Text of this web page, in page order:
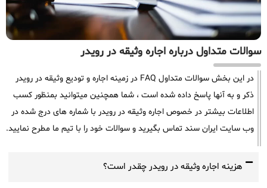
سوالات متداول درباره اجاره وثیقه در رویدر
در این بخش سوالات متداول FAQ در زمینه اجاره و تودیع وثیقه در رویدر
ذکر و به آنها پاسخ داده شده است ، شما همچنین میتوانید بمنظور کسب
اطلاعات بیشتر در خصوص اجاره وثیقه در رویدر با شماره های درج شده در
وب سایت ایران سند تماس بگیرید و سوالات خود را با تیم ما مطرح نمایید.
هزینه اجاره وثیقه در رویدر چقدر است؟